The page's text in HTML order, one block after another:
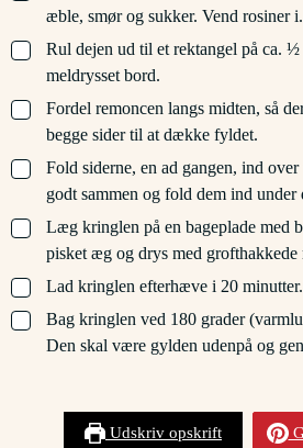
æble, smør og sukker. Vend rosiner i.
▢
Rul dejen ud til et rektangel på ca.
meldrysset bord.
▢
Fordel remoncen langs midten, så
begge sider til at dække fyldet.
▢
Fold siderne, en ad gangen, ind
godt sammen og fold dem ind under
▢
Læg kringlen på en bageplade med
pisket æg og drys med grofthakkede
▢
Lad kringlen efterhæve i 20 minutter.
▢
Bag kringlen ved 180 grader
Den skal være gylden udenpå og
Udskriv opskrift